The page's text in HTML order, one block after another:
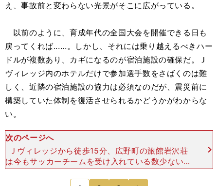
え、事故前と変わらない光景がそこに広がっている。
以前のように、育成年代の全国大会を開催できる日も
戻ってくれば......。しかし、それには乗り越えるべきハー
ドルが複数あり、カギになるのが宿泊施設の確保だ。Ｊ
ヴィレッジ内のホテルだけで参加選手数をさばくのは難
しく、近隣の宿泊施設の協力は必須なのだが、震災前に
構築していた体制を復活させられるかどうかがわからな
い。
次のページへ
Ｊヴィレッジから徒歩15分、広野町の旅館岩沢荘
は今もサッカーチームを受け入れている数少ない施
設だ。震災前からＪヴィレッジを支え、クラブユー
ス選手権や全日本少年サッカー大会が開催されれ